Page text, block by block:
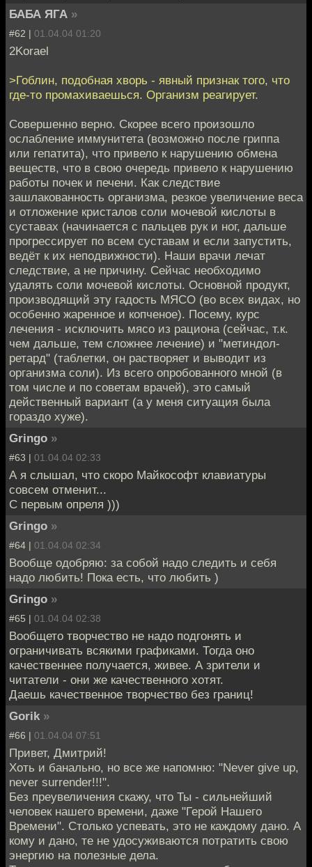
БАБА ЯГА »
#62 | 01.04.04 01:20
2Korael
>Гоблин, подобная хворь - явный признак того, что
где-то промахиваешься. Организм реагирует.
Совершенно верно. Скорее всего произошло
ослабление иммунитета (возможно после гриппа
или гепатита), что привело к нарушению обмена
веществ, что в свою очередь привело к нарушению
работы почек и печени. Как следствие
зашлакованность организма, резкое увеличение веса
и отложение кристалов соли мочевой кислоты в
суставах (начинается с пальцев рук и ног, дальше
прогрессирует по всем суставам и если запустить,
ведёт к их неподвижности). Наши врачи лечат
следствие, а не причину. Сейчас необходимо
удалять соли мочевой кислоты. Основной продукт,
производящий эту гадость МЯСО (во всех видах, но
особенно жаренное и копченое). Посему, курс
лечения - исключить мясо из рациона (сейчас, т.к.
чем дальше, тем сложнее лечение) и "метиндол-
ретард" (таблетки, он растворяет и выводит из
организма соли). Из всего опробованного мной (в
том числе и по советам врачей), это самый
действенный вариант (а у меня ситуация была
гораздо хуже).
Gringo »
#63 | 01.04.04 02:33
А я слышал, что скоро Майкософт клавиатуры
совсем отменит...
С первым опреля )))
Gringo »
#64 | 01.04.04 02:34
Вообще одобряю: за собой надо следить и себя
надо любить! Пока есть, что любить )
Gringo »
#65 | 01.04.04 02:38
Вообщето творчество не надо подгонять и
ограничивать всякими графиками. Тогда оно
качественнее получается, живее. А зрители и
читатели - они же качественного хотят.
Даешь качественное творчество без границ!
Gorik »
#66 | 01.04.04 07:51
Привет, Дмитрий!
Хоть и банально, но все же напомню: "Never give up,
never surrender!!!".
Без преувеличения скажу, что Ты - сильнейший
человек нашего времени, даже "Герой Нашего
Времени". Столько успевать, это не каждому дано. А
кому и дано, те не удосуживаются потратить свою
энергию на полезные дела.